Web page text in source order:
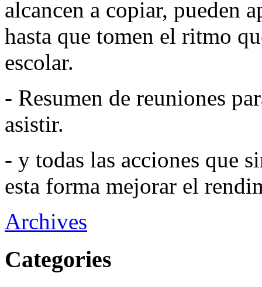
alcancen a copiar, pueden
hasta que tomen el ritmo
escolar.
- Resumen de reuniones
asistir.
- y todas las acciones que
esta forma mejorar el
Archives
Categories